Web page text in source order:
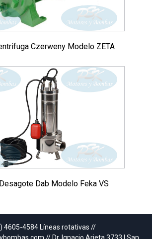
Czerweny Modelo ZETA
Dab Modelo Feka VS
4605-4584 Líneas rotativas //